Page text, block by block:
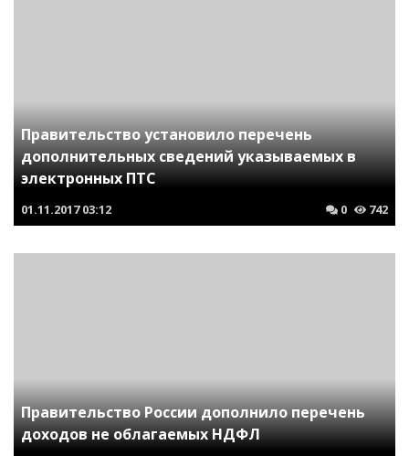
Правительство установило перечень
дополнительных сведений указываемых в
электронных ПТС
01.11.2017 03:12 0 742
Правительство России дополнило перечень
доходов не облагаемых НДФЛ